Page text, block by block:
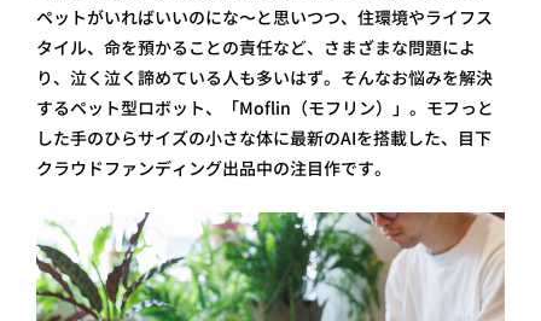
ペットがいればいいのにな〜と思いつつ、住環境やライフス
タイル、命を預かることの責任など、さまざまな問題によ
り、泣く泣く諦めている人も多いはず。そんなお悩みを解決
するペット型ロボット、「Moflin （モフリン）」。モフっと
した手のひらサイズの小さな体に最新のAIを搭載した、目下
クラウドファンディング出品中の注目作です。